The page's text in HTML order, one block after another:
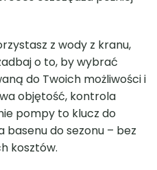
z wody z kranu,
o to, by wybrać
do Twoich możliwości i
objętość, kontrola
pompy to klucz do
do sezonu – bez
kosztów.